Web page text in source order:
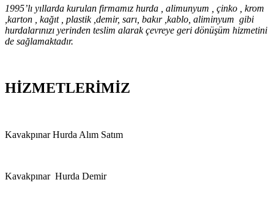
1995’lı yıllarda kurulan firmamız hurda , alimunyum , çinko , krom
,karton , kağıt , plastik ,demir, sarı, bakır ,kablo, aliminyum gibi
hurdalarınızı yerinden teslim alarak çevreye geri dönüşüm hizmetini
de sağlamaktadır.
HİZMETLERİMİZ
Kavakpınar Hurda Alım Satım
Kavakpınar Hurda Demir